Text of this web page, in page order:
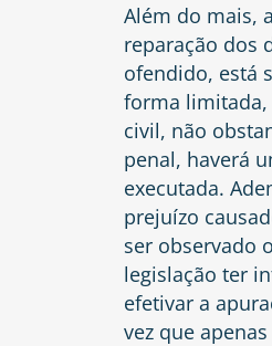
Além do mais,
reparação dos
ofendido, está
forma limitada,
civil, não
penal, haverá
executada.
prejuízo
ser observado
legislação ter
efetivar a
vez que